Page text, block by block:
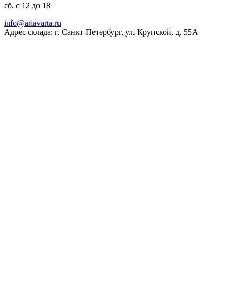
сб. с 12 до 18
ur.atravaira@ofni
Адрес склада: г. Санкт-Петербург, ул. Крупской, д. 55А